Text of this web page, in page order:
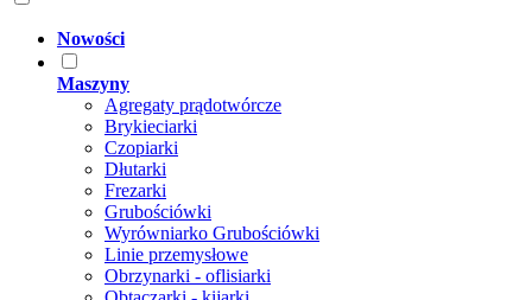
Nowości
Maszyny
Agregaty prądotwórcze
Brykieciarki
Czopiarki
Dłutarki
Frezarki
Grubościówki
Wyrówniarko Grubościówki
Linie przemysłowe
Obrzynarki - oflisiarki